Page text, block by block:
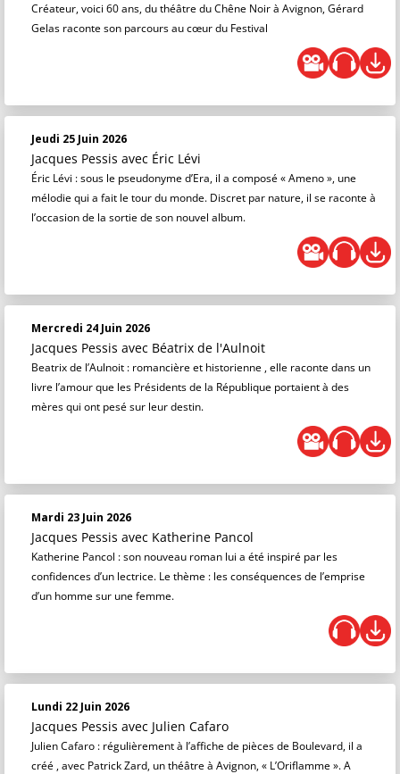
Créateur, voici 60 ans, du théâtre du Chêne Noir à Avignon, Gérard
Gelas raconte son parcours au cœur du Festival
Jeudi 25 Juin 2026
Jacques Pessis avec Éric Lévi
Éric Lévi : sous le pseudonyme d’Era, il a composé « Ameno », une
mélodie qui a fait le tour du monde. Discret par nature, il se raconte à
l’occasion de la sortie de son nouvel album.
Mercredi 24 Juin 2026
Jacques Pessis avec Béatrix de l'Aulnoit
Beatrix de l’Aulnoit : romancière et historienne , elle raconte dans un
livre l’amour que les Présidents de la République portaient à des
mères qui ont pesé sur leur destin.
Mardi 23 Juin 2026
Jacques Pessis avec Katherine Pancol
Katherine Pancol : son nouveau roman lui a été inspiré par les
confidences d’un lectrice. Le thème : les conséquences de l’emprise
d’un homme sur une femme.
Lundi 22 Juin 2026
Jacques Pessis avec Julien Cafaro
Julien Cafaro : régulièrement à l’affiche de pièces de Boulevard, il a
créé , avec Patrick Zard, un théâtre à Avignon, « L’Oriflamme ». A